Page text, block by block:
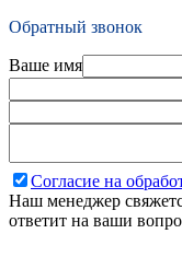
Обратный звонок
Ваше имя
Согласие на
Наш менеджер
ответит на ваши